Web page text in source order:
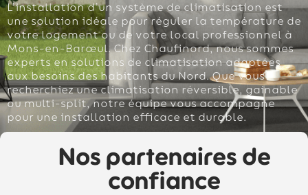
L’installation d’un système de climatisation est
une solution idéale pour réguler la température de
votre logement ou de votre local professionnel à
Mons-en-Barœul. Chez Chaufinord, nous sommes
experts en solutions de climatisation adaptées
aux besoins des habitants du Nord. Que vous
recherchiez une climatisation réversible, gainable
ou multi-split, notre équipe vous accompagne
pour une installation efficace et durable.
Nos partenaires de
confiance